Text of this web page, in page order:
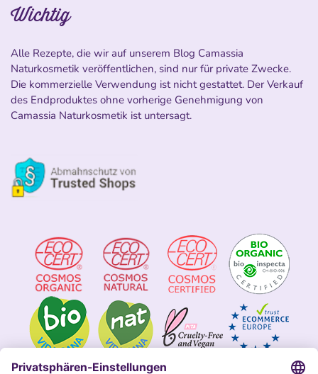
Wichtig
Alle Rezepte, die wir auf unserem Blog Camassia
Naturkosmetik veröffentlichen, sind nur für private Zwecke.
Die kommerzielle Verwendung ist nicht gestattet. Der Verkauf
des Endproduktes ohne vorherige Genehmigung von
Camassia Naturkosmetik ist untersagt.